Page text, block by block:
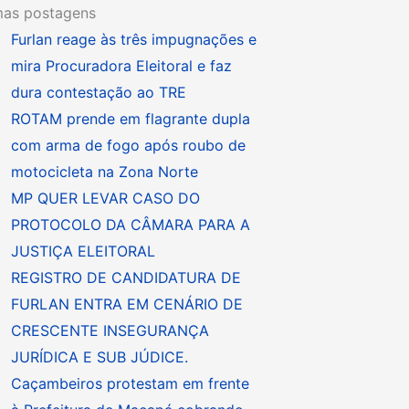
postagens
Furlan reage às três impugnações e
mira Procuradora Eleitoral e faz
dura contestação ao TRE
ROTAM prende em flagrante dupla
com arma de fogo após roubo de
motocicleta na Zona Norte
MP QUER LEVAR CASO DO
PROTOCOLO DA CÂMARA PARA A
JUSTIÇA ELEITORAL
REGISTRO DE CANDIDATURA DE
FURLAN ENTRA EM CENÁRIO DE
CRESCENTE INSEGURANÇA
JURÍDICA E SUB JÚDICE.
Caçambeiros protestam em frente